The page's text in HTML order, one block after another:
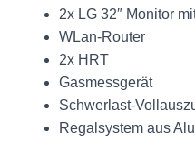
2x LG 32″ Monitor
WLan-Router
2x HRT
Gasmessgerät
Schwerlast-
Regalsystem aus